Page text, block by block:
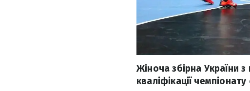
Жіноча збірна України
кваліфікації